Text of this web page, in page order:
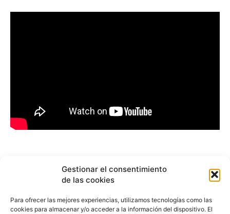
Gestionar el consentimiento
de las cookies
Para ofrecer las mejores experiencias, utilizamos tecnologías como las
cookies para almacenar y/o acceder a la información del dispositivo. El
Luego están los bancos que, siendo este
servicios, no podían perdérselo. Claro